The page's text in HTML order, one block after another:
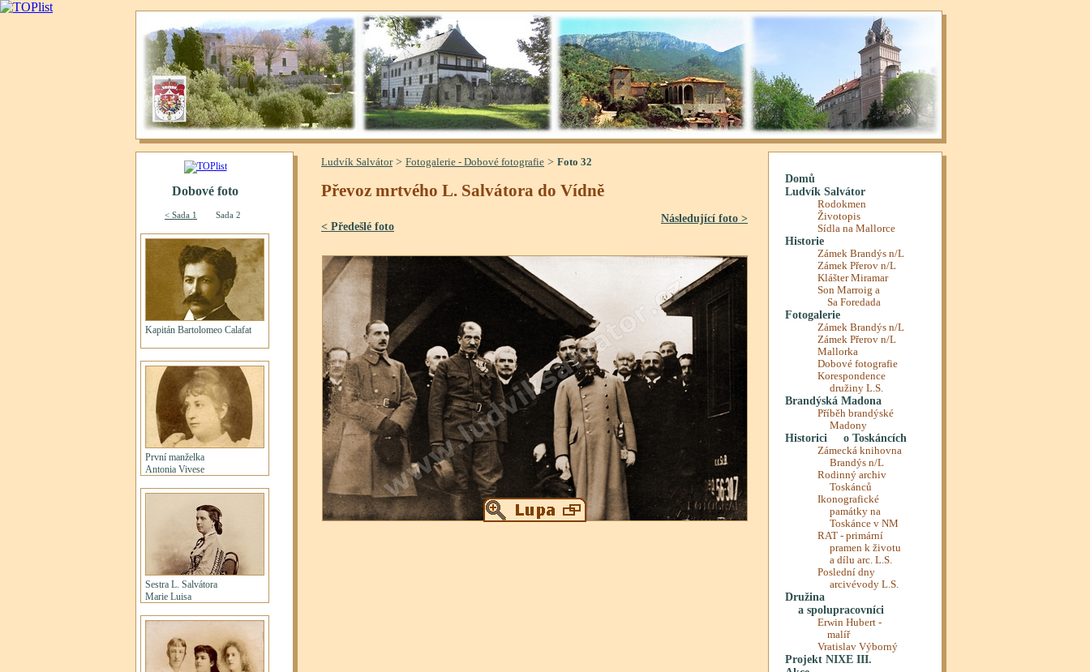
Ludvík Salvátor> Fotogalerie - Dobové fotografie > Foto 32
Převoz mrtvého L. Salvátora do Vídně
< Předešlé foto
Následující foto >